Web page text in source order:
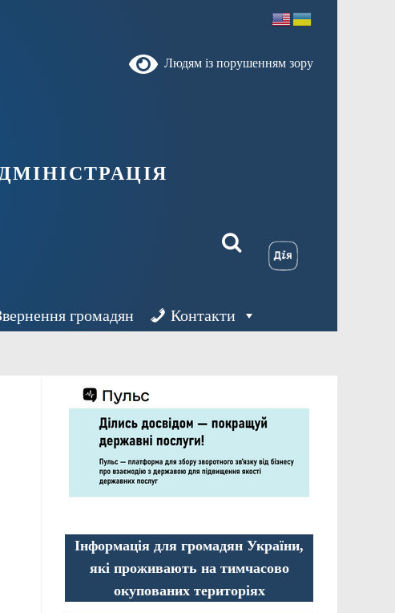
Людям із порушенням зору
громадян Контакти
Інформація для громадян України,
які проживають на тимчасово
окупованих територіях